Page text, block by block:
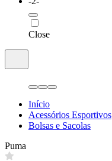
Close
Início
Acessórios Esportivos
Bolsas e Sacolas
Puma